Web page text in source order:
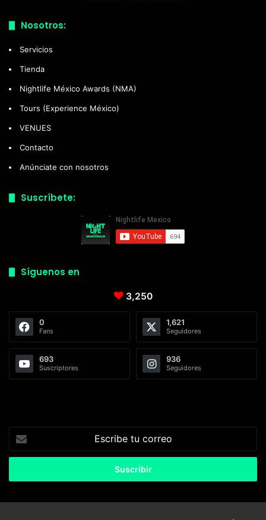
Nosotros:
Servicios
Tienda
Nightlife México Awards (NMA)
Tours (Experience México)
VENUES
Contacto
Anúnciate con nosotros
Suscríbete:
Síguenos en
3,250
0
Fans
1,621
Seguidores
693
Suscriptores
936
Seguidores
tu
correo